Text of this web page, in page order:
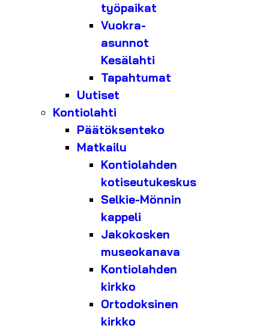
työpaikat
Vuokra-
asunnot
Kesälahti
Tapahtumat
Uutiset
Kontiolahti
Päätöksenteko
Matkailu
Kontiolahden
kotiseutukeskus
Selkie-Mönnin
kappeli
Jakokosken
museokanava
Kontiolahden
kirkko
Ortodoksinen
kirkko